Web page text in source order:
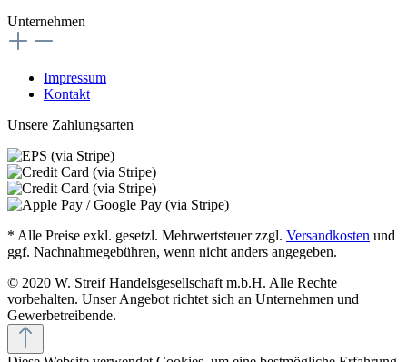
Unternehmen
Impressum
Kontakt
Unsere Zahlungsarten
* Alle Preise exkl. gesetzl. Mehrwertsteuer zzgl. Versandkosten und
ggf. Nachnahmegebühren, wenn nicht anders angegeben.
© 2020 W. Streif Handelsgesellschaft m.b.H. Alle Rechte
vorbehalten. Unser Angebot richtet sich an Unternehmen und
Gewerbetreibende.